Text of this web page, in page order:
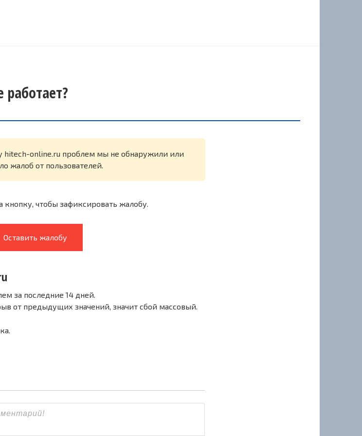
у hitech-online.ru проблем мы не обнаружили или
жалоб от пользователей.
кнопку, чтобы зафиксировать жалобу.
Оставить жалобу
за последние 14 дней.
от предыдущих значений, значит сбой массовый.